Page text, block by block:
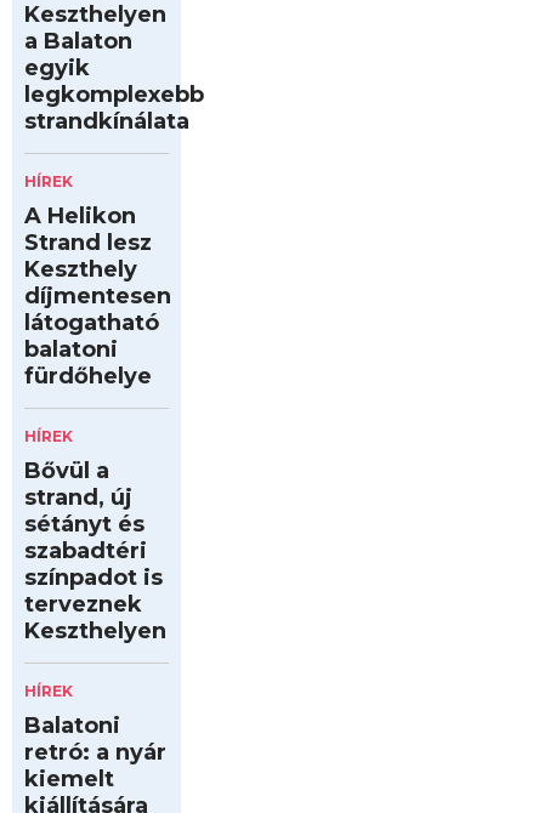
Keszthelyen
a Balaton
egyik
legkomplexebb
strandkínálata
HÍREK
A Helikon
Strand lesz
Keszthely
díjmentesen
látogatható
balatoni
fürdőhelye
HÍREK
Bővül a
strand, új
sétányt és
szabadtéri
színpadot is
terveznek
Keszthelyen
HÍREK
Balatoni
retró: a nyár
kiemelt
kiállítására